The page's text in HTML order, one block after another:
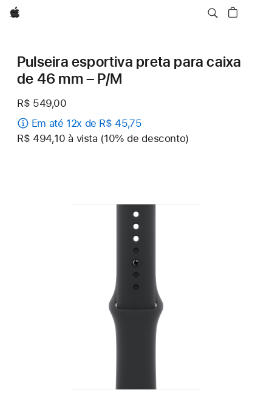
Apple
Pulseira esportiva preta para caixa
de 46 mm – P/M
R$ 549,00
Em até 12x de R$ 45,75
R$ 494,10 à vista (10% de desconto)